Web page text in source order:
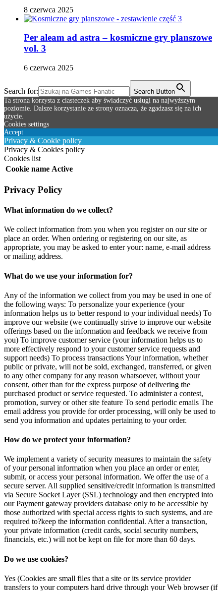
8 czerwca 2025
Per aleam ad astra – kosmiczne gry planszowe
vol. 3
6 czerwca 2025
Search for:
Search Button
Ta strona korzysta z ciasteczek aby świadczyć usługi na najwyższym
poziomie. Dalsze korzystanie ze strony oznacza, że zgadzasz się na ich
użycie.
Cookies settings
Accept
Privacy & Cookie policy
Privacy & Cookies policy
Cookies list
Cookie name Active
Privacy Policy
What information do we collect?
We collect information from you when you register on our site or
place an order. When ordering or registering on our site, as
appropriate, you may be asked to enter your: name, e-mail address
or mailing address.
What do we use your information for?
Any of the information we collect from you may be used in one of
the following ways: To personalize your experience (your
information helps us to better respond to your individual needs) To
improve our website (we continually strive to improve our website
offerings based on the information and feedback we receive from
you) To improve customer service (your information helps us to
more effectively respond to your customer service requests and
support needs) To process transactions Your information, whether
public or private, will not be sold, exchanged, transferred, or given
to any other company for any reason whatsoever, without your
consent, other than for the express purpose of delivering the
purchased product or service requested. To administer a contest,
promotion, survey or other site feature To send periodic emails The
email address you provide for order processing, will only be used to
send you information and updates pertaining to your order.
How do we protect your information?
We implement a variety of security measures to maintain the safety
of your personal information when you place an order or enter,
submit, or access your personal information. We offer the use of a
secure server. All supplied sensitive/credit information is transmitted
via Secure Socket Layer (SSL) technology and then encrypted into
our Payment gateway providers database only to be accessible by
those authorized with special access rights to such systems, and are
required to?keep the information confidential. After a transaction,
your private information (credit cards, social security numbers,
financials, etc.) will not be kept on file for more than 60 days.
Do we use cookies?
Yes (Cookies are small files that a site or its service provider
transfers to your computers hard drive through your Web browser (if